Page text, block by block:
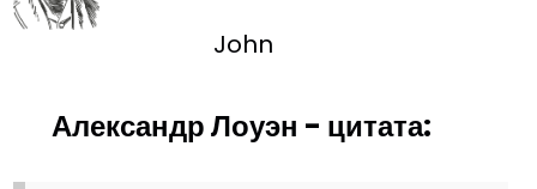
John
Александр Лоуэн - цитата: